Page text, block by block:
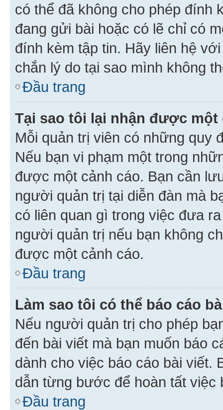
có thể đã không cho phép đính
đang gửi bài hoặc có lẽ chỉ có
đính kèm tập tin. Hãy liên hệ
chắn lý do tại sao mình không
Đầu trang
Tại sao tôi lại nhận được một
Mỗi quản trị viên có những quy
Nếu bạn vi phạm một trong
được một cảnh cáo. Bạn cần
người quản trị tại diễn đàn mà
có liên quan gì trong việc đưa
người quản trị nếu bạn không
được một cảnh cáo.
Đầu trang
Làm sao tôi có thể báo cáo
Nếu người quản trị cho phép
đến bài viết mà bạn muốn báo
dành cho việc báo cáo bài viết.
dẫn từng bước để hoàn tất việc
Đầu trang